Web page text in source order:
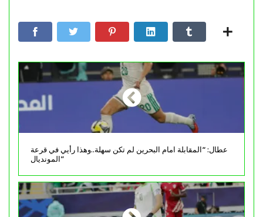
عطال: “المقابلة امام البحرين لم تكن سهلة..وهذا رأيي في قرعة
المونديال”